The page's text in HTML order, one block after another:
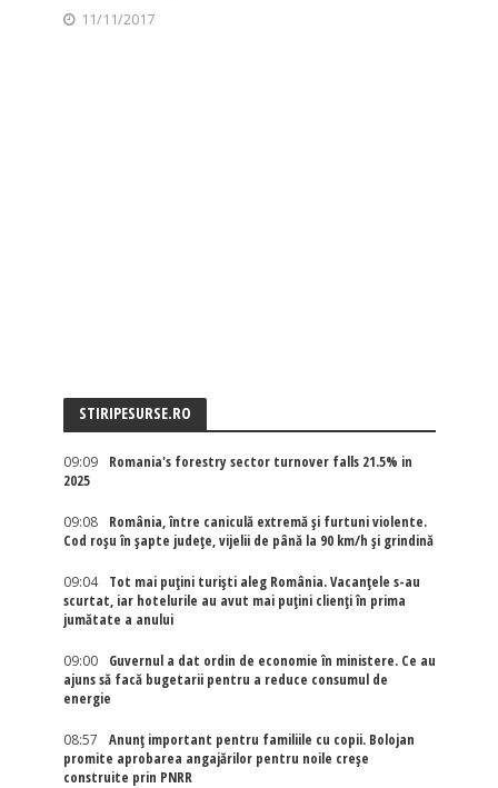
11/11/2017
STIRIPESURSE.RO
09:09
Romania's forestry sector turnover falls 21.5% in
2025
09:08
România, între caniculă extremă și furtuni violente.
Cod roșu în șapte județe, vijelii de până la 90 km/h și grindină
09:04
Tot mai puțini turiști aleg România. Vacanțele s-au
scurtat, iar hotelurile au avut mai puțini clienți în prima
jumătate a anului
09:00
Guvernul a dat ordin de economie în ministere. Ce au
ajuns să facă bugetarii pentru a reduce consumul de
energie
08:57
Anunț important pentru familiile cu copii. Bolojan
promite aprobarea angajărilor pentru noile creșe
construite prin PNRR